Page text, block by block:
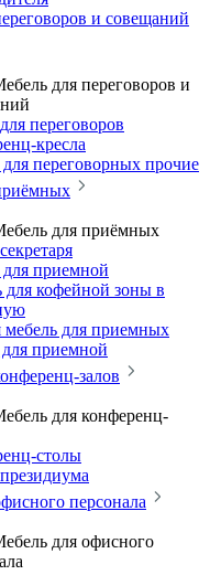
и совещаний
для переговоров и
переговоров
кресла
переговорных прочие
для приёмных
для приемной
для кофейной зоны в
мебель для приемных
для приемной
залов
для конференц-
столы
персонала
для офисного